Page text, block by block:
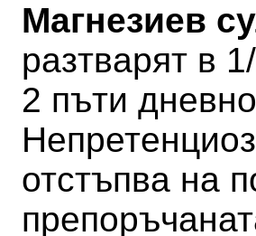
Магнезиев
разтварят в
2 пъти
отстъпва на